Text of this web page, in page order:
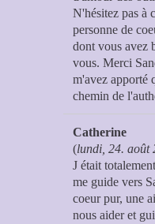
N'hésitez pas à
personne de
dont vous avez
vous. Merci
m'avez apporté
chemin de
Catherine
(lundi, 24. août
J était
me guide vers
coeur pur, une
nous aider et